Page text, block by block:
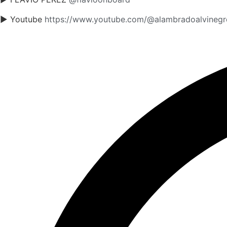
► Youtube https://www.youtube.com/